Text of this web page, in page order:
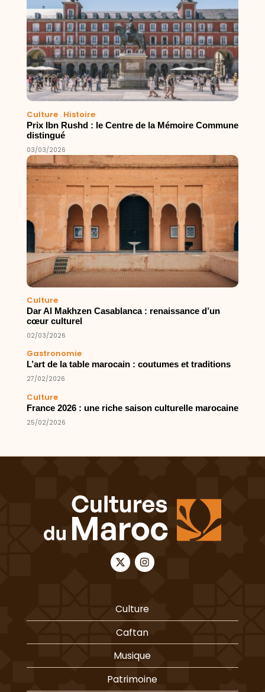
Culture. Histoire
Prix Ibn Rushd : le Centre de la Mémoire Commune
distingué
03/03/2026
Culture
Dar Al Makhzen Casablanca : renaissance d’un
cœur culturel
02/03/2026
Gastronomie
L’art de la table marocain : coutumes et traditions
27/02/2026
Culture
France 2026 : une riche saison culturelle marocaine
25/02/2026
Culture
Caftan
Musique
Patrimoine